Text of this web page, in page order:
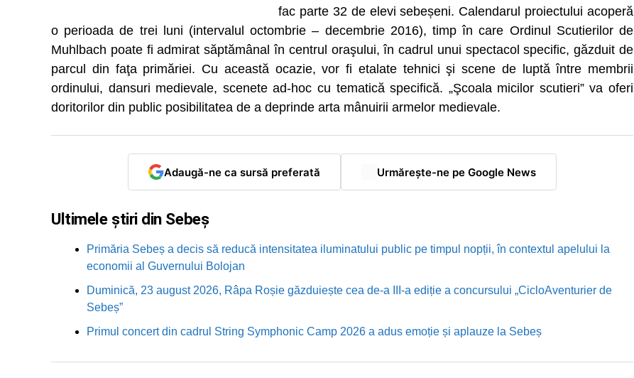
fac parte 32 de elevi sebeșeni. Calendarul proiectului acoperă
o perioada de trei luni (intervalul octombrie – decembrie 2016), timp în care Ordinul Scutierilor de
Muhlbach poate fi admirat săptămânal în centrul oraşului, în cadrul unui spectacol specific, găzduit de
parcul din faţa primăriei. Cu această ocazie, vor fi etalate tehnici şi scene de luptă între membrii
ordinului, dansuri medievale, scenete ad-hoc cu tematică specifică. „Şcoala micilor scutieri” va oferi
doritorilor din public posibilitatea de a deprinde arta mânuirii armelor medievale.
Adaugă-ne ca sursă preferată Urmărește-ne pe Google News
Ultimele știri din Sebeș
Primăria Sebeș a decis să reducă intensitatea iluminatului public pe timpul nopții, în contextul apelului la
economii al Guvernului Bolojan
Duminică, 23 august 2026, Râpa Roșie găzduiește cea de-a III-a ediție a concursului „CicloAventurier de
Sebeș”
Primul concert din cadrul String Symphonic Camp 2026 a adus emoție și aplauze la Sebeș